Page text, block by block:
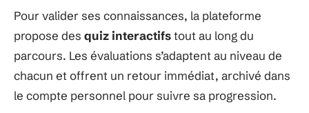
Pour valider ses connaissances, la plateforme
propose des quiz interactifstout au long du
parcours. Les évaluations s’adaptent au niveau de
chacun et offrent un retour immédiat, archivé dans
le compte personnel pour suivre sa progression.